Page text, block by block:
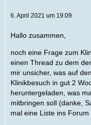
6. April 2021 um 19:09
Hallo zusammen,
noch eine Frage zum
einen Thread zu dem
mir unsicher, was auf
Klinikbesuch in gut 2
heruntergeladen, was
mitbringen soll (danke,
mal eine Liste ins